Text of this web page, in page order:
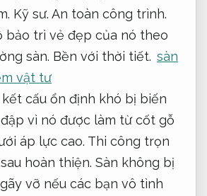
Kỹ sư. An toàn công trình.
bảo trì vẻ đẹp của nó theo
sàn. Bền với thời tiết. sàn
vật tư
cấu ổn định khó bị biến
vì nó được làm từ cốt gỗ
áp lực cao. Thi công trọn
hoàn thiện. Sàn không bị
vỡ nếu các bạn vô tình